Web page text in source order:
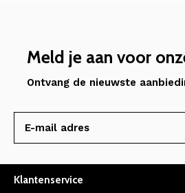
Meld je aan voor
Ontvang de nieuwste
Klantenservice